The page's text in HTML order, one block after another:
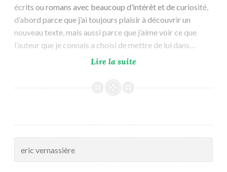
écrits ou romans avec beaucoup d’intérêt et de curiosité,
d’abord parce que j’ai toujours plaisir à découvrir un
nouveau texte, mais aussi parce que j’aime voir ce que
l’auteur que je connais a choisi de mettre de lui dans…
Lire la suite
la
Eric
Vernassière